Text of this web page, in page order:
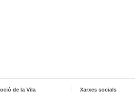
de la Vila Xarxes socials